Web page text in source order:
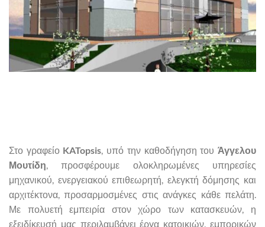
Στο γραφείο KATopsis, υπό την καθοδήγηση τουΆγγελου
Μουτίδη, προσφέρουμε ολοκληρωμένες υπηρεσίες
μηχανικού, ενεργειακού επιθεωρητή, ελεγκτή δόμησης και
αρχιτέκτονα, προσαρμοσμένες στις ανάγκες κάθε πελάτη.
Με πολυετή εμπειρία στον χώρο των κατασκευών, η
εξειδίκευσή μας περιλαμβάνει έργα κατοικιών, εμπορικών